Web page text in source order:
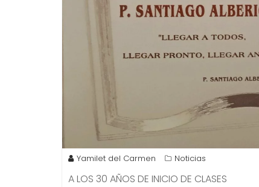
Yamilet del Carmen Noticias
A LOS 30 AÑOS DE INICIO DE CLASES